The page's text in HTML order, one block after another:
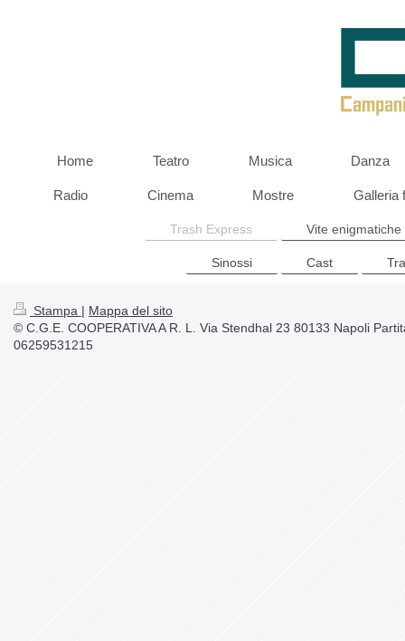
Home Teatro Musica Danza
Radio Cinema Mostre Galleria
Trash Express Vite enigmatiche
Sinossi Cast
Stampa | Mappa del sito
© C.G.E. COOPERATIVA A R. L. Via Stendhal 23 80133 Napoli
06259531215